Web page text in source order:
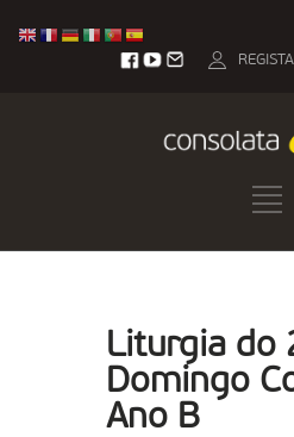
Liturgia do
Domingo
Ano B